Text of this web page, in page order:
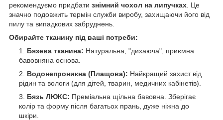
рекомендуємо придбати знімний чохол на липучках . Це
значно подовжить термін служби виробу, захищаючи його від
пилу та випадкових забруднень.
Обирайте тканину під ваші потреби:
Бязева тканина: Натуральна, "дихаюча", приємна
бавовняна основа.
Водонепроникна (Плащова): Найкращий захист від
рідин та вологи (для дітей, тварин, медичних кабінетів).
Бязь ЛЮКС: Преміальна щільна бавовна. Зберігає
колір та форму після багатьох прань, дуже ніжна до
шкіри.